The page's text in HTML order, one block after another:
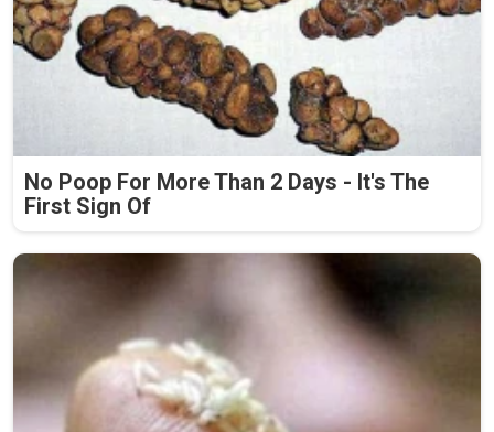
No Poop For More Than 2 Days - It's The
First Sign Of